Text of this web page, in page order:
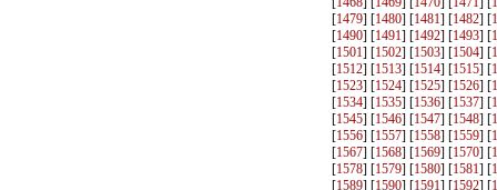
[1479] [1480] [1481] [1482] [
[1490] [1491] [1492] [1493] [
[1501] [1502] [1503] [1504] [
[1512] [1513] [1514] [1515] [
[1523] [1524] [1525] [1526] [
[1534] [1535] [1536] [1537] [
[1545] [1546] [1547] [1548] [
[1556] [1557] [1558] [1559] [
[1567] [1568] [1569] [1570] [
[1578] [1579] [1580] [1581] [
[1589] [1590] [1591] [1592] [